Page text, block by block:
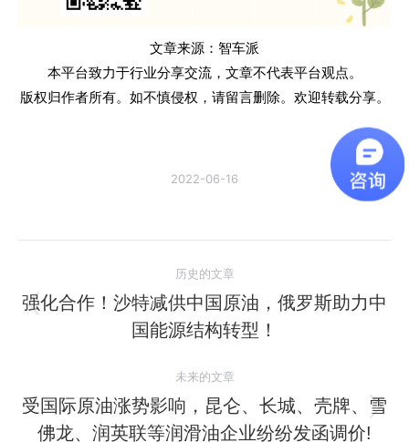
文章来源：智车派
本平台致力于行业分享交流，文章不代表平台观点。
版权归作者所有。如不慎侵权，请留言删除。欢迎转载分享。
2022-06-16
章
历史的文章
历
史
文
章：
强化合作！沙特减供中国原油，俄罗斯助力中
国能源结构转型！
未来的文章
未
受国际原油涨势影响，昆仑、长城、壳牌、雪
佛龙、润英联等润滑油企业纷纷发函调价!